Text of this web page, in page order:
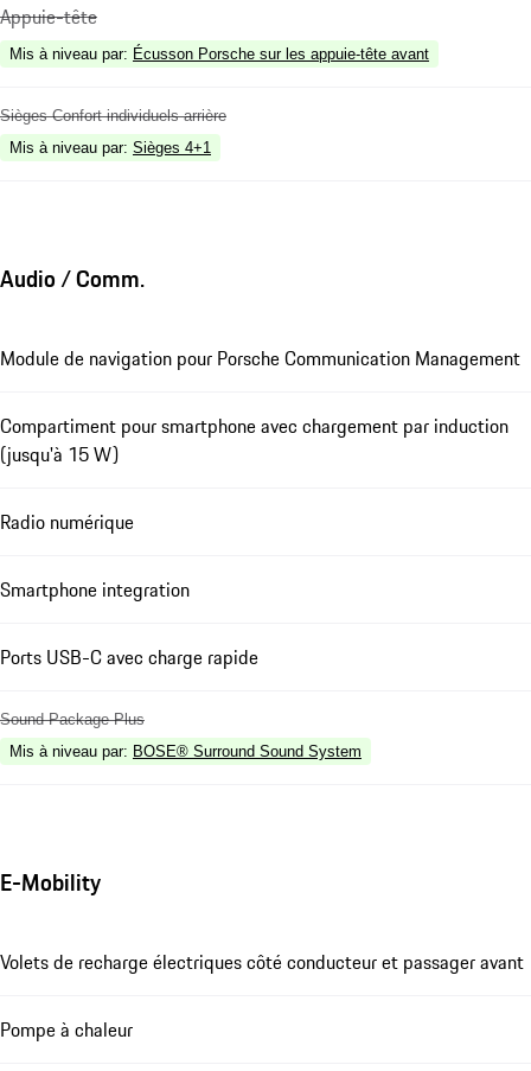
Appuie-tête
Mis à niveau par: Écusson Porsche sur les appuie-tête avant
Sièges Confort individuels arrière
Mis à niveau par: Sièges 4+1
Audio / Comm.
Module de navigation pour Porsche Communication Management
Compartiment pour smartphone avec chargement par induction
(jusqu'à 15 W)
Radio numérique
Smartphone integration
Ports USB-C avec charge rapide
Sound Package Plus
Mis à niveau par: BOSE® Surround Sound System
E-Mobility
Volets de recharge électriques côté conducteur et passager avant
Pompe à chaleur